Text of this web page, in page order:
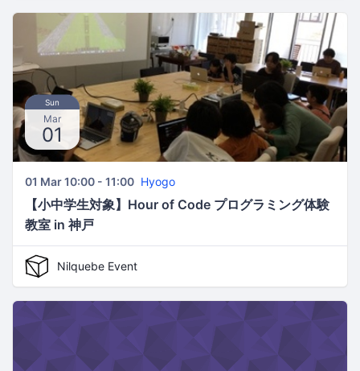
Sun
Mar
01
01 Mar 10:00 - 11:00 Hyogo
【小中学生対象】Hour of Code プログラミング体験
教室 in 神戸
Nilquebe Event